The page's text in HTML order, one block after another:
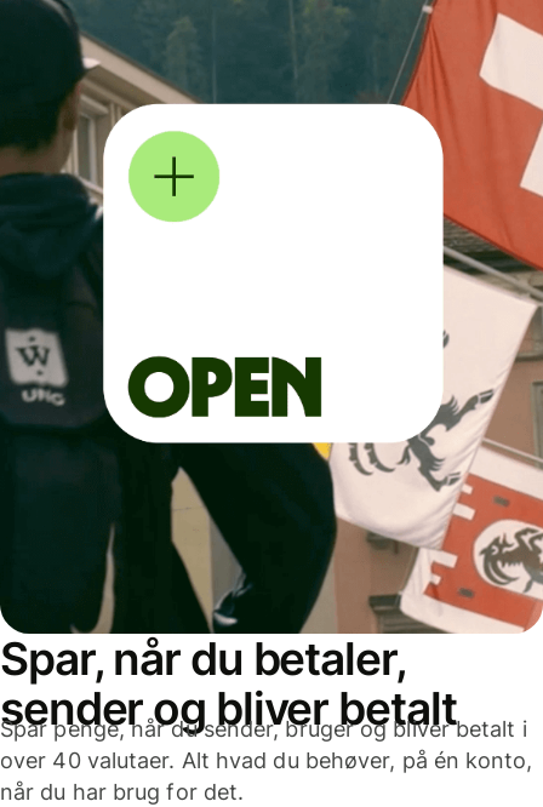
Spar, når du betaler,
sender og bliver betalt
Spar penge, når du sender, bruger og bliver betalt i
over 40 valutaer. Alt hvad du behøver, på én konto,
når du har brug for det.